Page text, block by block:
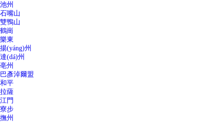
池州
石嘴山
雙鴨山
鶴崗
樂東
揚(yáng)州
達(dá)州
亳州
巴彥淖爾盟
和平
拉薩
江門
寮步
撫州